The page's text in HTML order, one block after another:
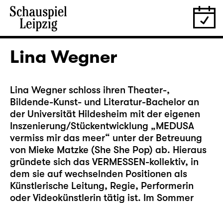
Lina Wegner
Lina Wegner schloss ihren Theater-,
Bildende-Kunst- und Literatur-Bachelor an
der Universität Hildesheim mit der eigenen
Inszenierung/Stückentwicklung „MEDUSA
vermiss mir das meer“ unter der Betreuung
von Mieke Matzke (She She Pop) ab. Hieraus
gründete sich das VERMESSEN-kollektiv, in
dem sie auf wechselnden Positionen als
Künstlerische Leitung, Regie, Performerin
oder Videokünstlerin tätig ist. Im Sommer